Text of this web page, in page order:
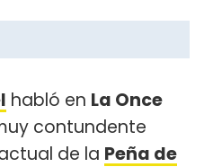
habló en La Once
contundente
de la Peña de